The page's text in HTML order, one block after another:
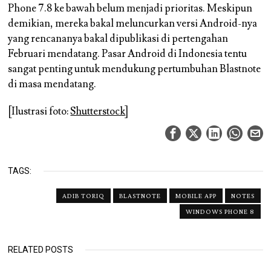
Phone 7.8 ke bawah belum menjadi prioritas. Meskipun
demikian, mereka bakal meluncurkan versi Android-nya
yang rencananya bakal dipublikasi di pertengahan
Februari mendatang. Pasar Android di Indonesia tentu
sangat penting untuk mendukung pertumbuhan Blastnote
di masa mendatang.
[Ilustrasi foto:Shutterstock]
TAGS:
ADIB TORIQ BLASTNOTE MOBILE APP
NOTES
WINDOWS PHONE 8
RELATED POSTS